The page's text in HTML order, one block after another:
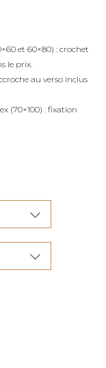
et 60×80) : crochet
le prix.
au verso inclus
(70×100) : fixation